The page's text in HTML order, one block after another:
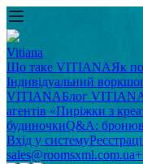
Vitiana
Що таке VITIANAЯк
Індивідуальний
VITIANAБлог
агентів «Пиріжки з
будиночкиQ&A:
Вхід у систему
sales@roomsxml.com.ua